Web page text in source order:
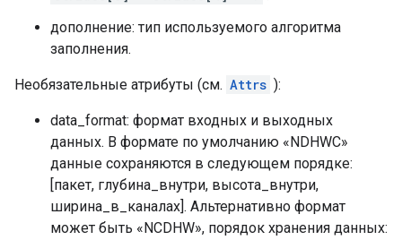
дополнение: тип используемого алгоритма
заполнения.
Необязательные атрибуты (см. Attrs ):
data_format: формат входных и выходных
данных. В формате по умолчанию «NDHWC»
данные сохраняются в следующем порядке:
[пакет, глубина_внутри, высота_внутри,
ширина_в_каналах]. Альтернативно формат
может быть «NCDHW», порядок хранения данных: